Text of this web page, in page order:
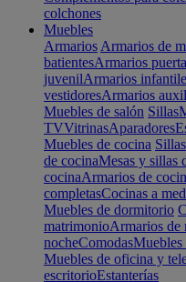
colchones
Muebles
Armarios Armarios de
batientesArmarios
juvenilArmarios
vestidoresArmarios
Muebles de salón Sillas
TVVitrinasAparadores
Muebles de cocina
de cocinaMesas y sillas
cocinaArmarios de
completasCocinas a
Muebles de dormitorio
matrimonioArmarios de
nocheComodas
Muebles de oficina y
escritorioEstanterías